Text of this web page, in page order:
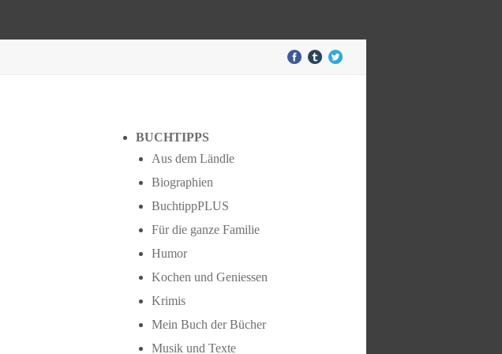
BUCHTIPPS
Aus dem Ländle
Biographien
BuchtippPLUS
Für die ganze Familie
Humor
Kochen und Geniessen
Krimis
Mein Buch der Bücher
Musik und Texte